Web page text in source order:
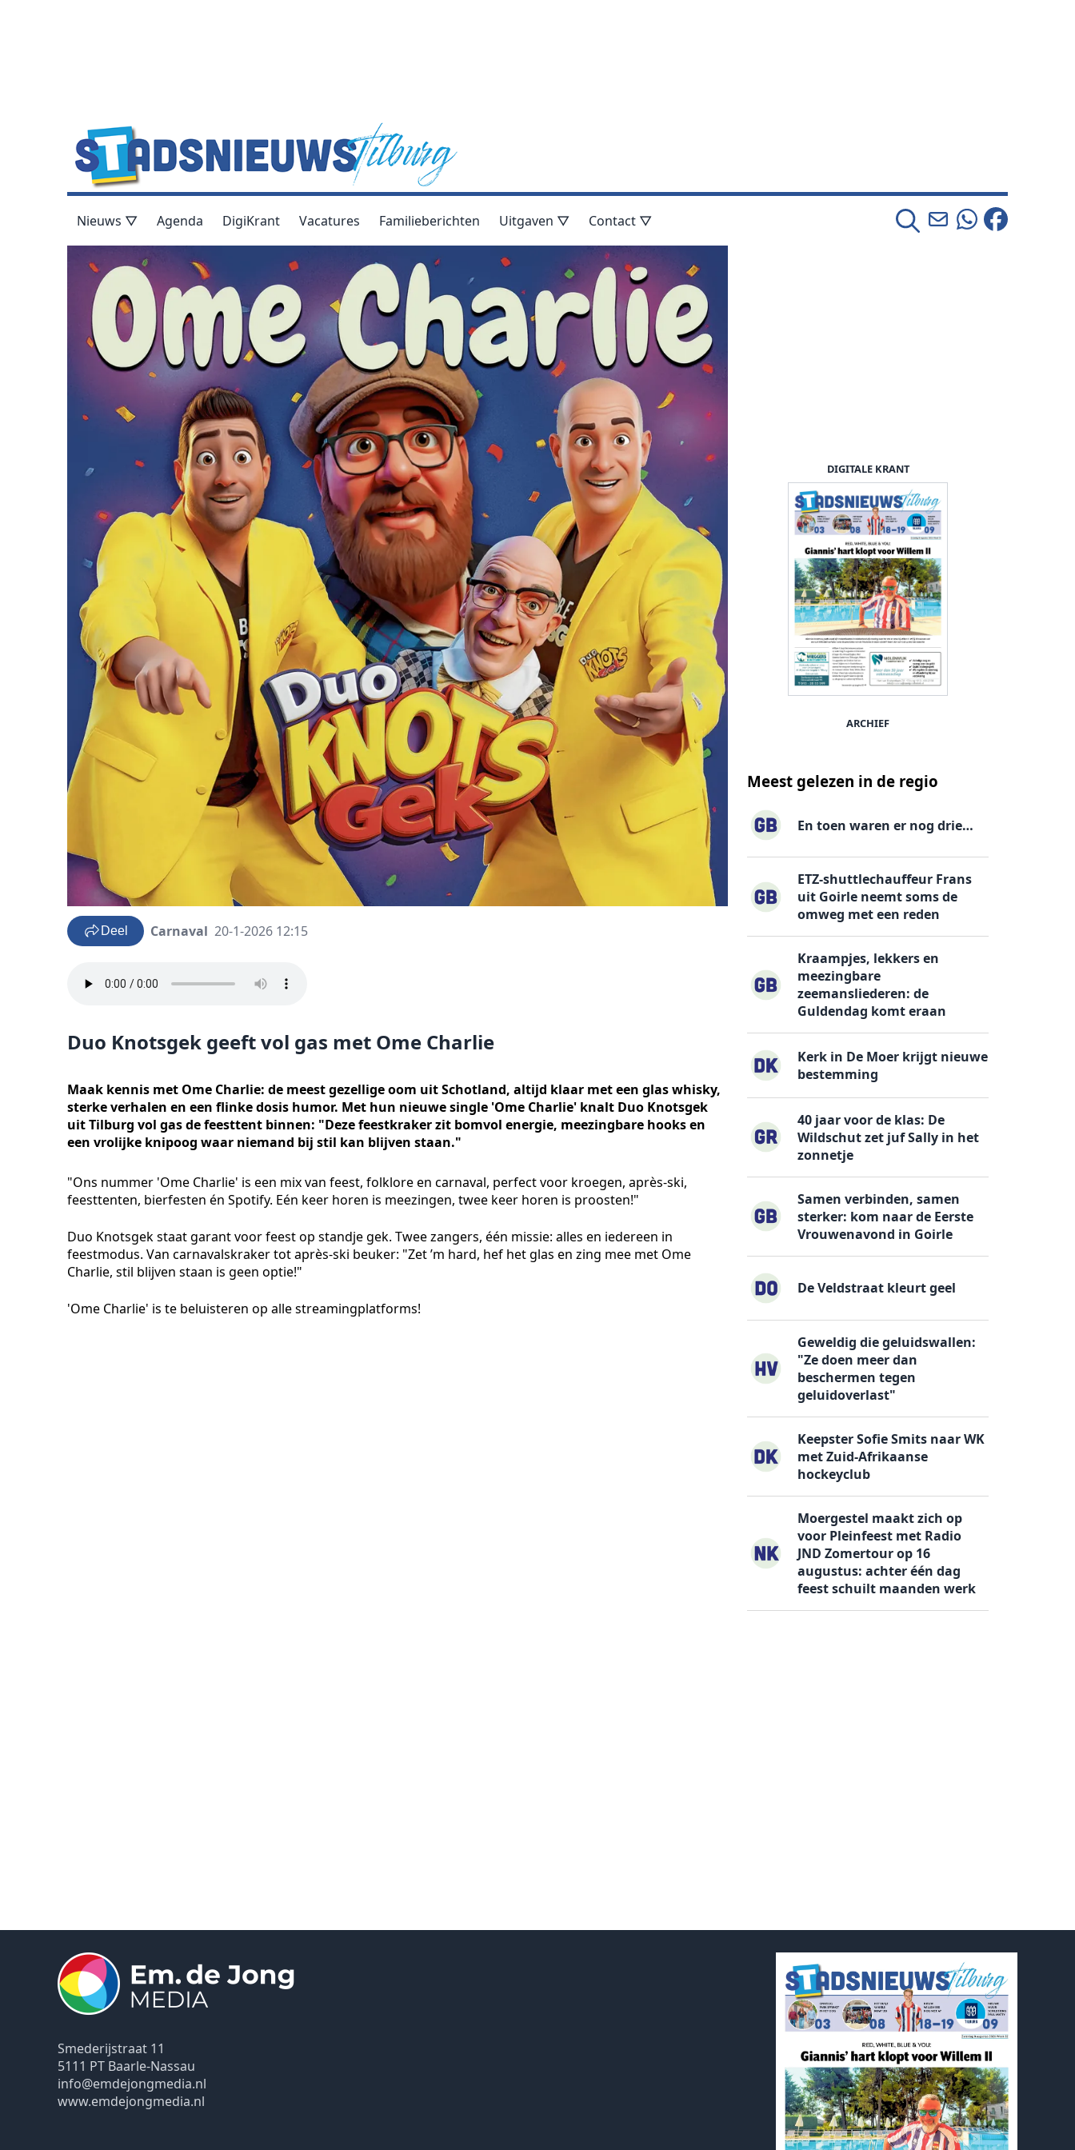
Nieuws ▽ Agenda DigiKrant Vacatures Familieberichten Uitgaven ▽ Contact ▽
Deel Carnaval 20-1-2026 12:15
Duo Knotsgek geeft vol gas met Ome Charlie
Maak kennis met Ome Charlie: de meest gezellige oom uit Schotland, altijd klaar met een glas whisky,
sterke verhalen en een flinke dosis humor. Met hun nieuwe single 'Ome Charlie' knalt Duo Knotsgek
uit Tilburg vol gas de feesttent binnen: "Deze feestkraker zit bomvol energie, meezingbare hooks en
een vrolijke knipoog waar niemand bij stil kan blijven staan."
"Ons nummer 'Ome Charlie' is een mix van feest, folklore en carnaval, perfect voor kroegen, après-ski,
feesttenten, bierfesten én Spotify. Eén keer horen is meezingen, twee keer horen is proosten!"
Duo Knotsgek staat garant voor feest op standje gek. Twee zangers, één missie: alles en iedereen in
feestmodus. Van carnavalskraker tot après-ski beuker: "Zet ’m hard, hef het glas en zing mee met Ome
Charlie, stil blijven staan is geen optie!"
'Ome Charlie' is te beluisteren op alle streamingplatforms!
DIGITALE KRANT
ARCHIEF
Meest gelezen in de regio
En toen waren er nog drie…
ETZ-shuttlechauffeur Frans
uit Goirle neemt soms de
omweg met een reden
Kraampjes, lekkers en
meezingbare
zeemansliederen: de
Guldendag komt eraan
Kerk in De Moer krijgt nieuwe
bestemming
40 jaar voor de klas: De
Wildschut zet juf Sally in het
zonnetje
Samen verbinden, samen
sterker: kom naar de Eerste
Vrouwenavond in Goirle
De Veldstraat kleurt geel
Geweldig die geluidswallen:
"Ze doen meer dan
beschermen tegen
geluidoverlast"
Keepster Sofie Smits naar WK
met Zuid-Afrikaanse
hockeyclub
Moergestel maakt zich op
voor Pleinfeest met Radio
JND Zomertour op 16
augustus: achter één dag
feest schuilt maanden werk
Smederijstraat 11
5111 PT Baarle-Nassau
info@emdejongmedia.nl
www.emdejongmedia.nl